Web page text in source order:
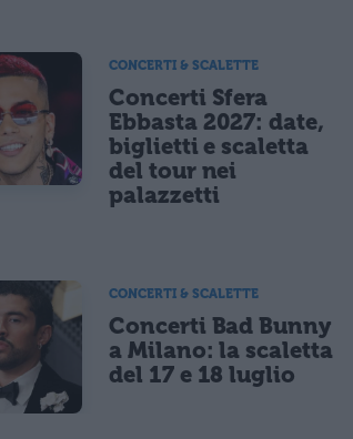
CONCERTI & SCALETTE
Concerti Sfera
Ebbasta 2027: date,
biglietti e scaletta
del tour nei
palazzetti
CONCERTI & SCALETTE
Concerti Bad Bunny
a Milano: la scaletta
del 17 e 18 luglio